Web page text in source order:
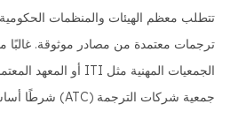
تتطلب معظم الهيئات والمنظمات
ترجمات معتمدة من مصادر موثوقة. غالبًا
جمعية شركات الترجمة (ATC) شرطًا أساسيًا.